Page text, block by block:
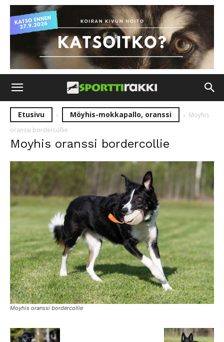
Etusivu Möyhis-mokkapallo, oranssi
Moyhis
oranssi bordercollie
Moyhis oranssi bordercollie
Moyhis oranssi bordercollie